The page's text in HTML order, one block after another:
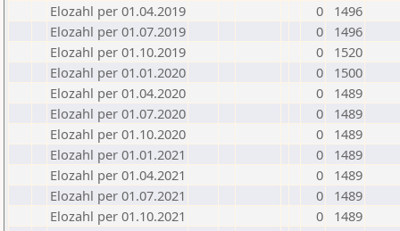
Elozahl per 01.04.2019
0
1496
Elozahl per 01.07.2019
0
1496
Elozahl per 01.10.2019
0
1520
Elozahl per 01.01.2020
0
1500
Elozahl per 01.04.2020
0
1489
Elozahl per 01.07.2020
0
1489
Elozahl per 01.10.2020
0
1489
Elozahl per 01.01.2021
0
1489
Elozahl per 01.04.2021
0
1489
Elozahl per 01.07.2021
0
1489
Elozahl per 01.10.2021
0
1489